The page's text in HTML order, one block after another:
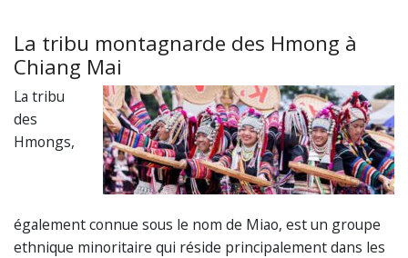
La tribu montagnarde des Hmong à
Chiang Mai
La tribu
des
Hmongs,
également connue sous le nom de Miao, est un groupe
ethnique minoritaire qui réside principalement dans les